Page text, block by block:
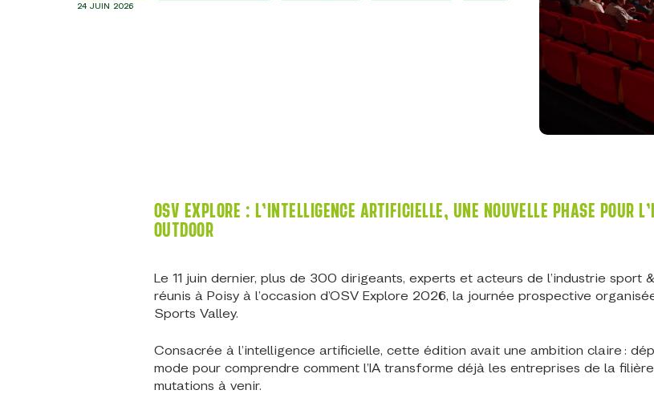
24 JUIN 2026
OSV EXPLORE : L’INTELLIGENCE ARTIFICIELLE, UNE NOUVELLE PHASE POUR
OUTDOOR
Le 11 juin dernier, plus de 300 dirigeants, experts et acteurs de l’industrie sport
réunis à Poisy à l’occasion d’OSV Explore 2026, la journée prospective
Sports Valley.
Consacrée à l’intelligence artificielle, cette édition avait une ambition claire :
mode pour comprendre comment l’IA transforme déjà les entreprises de la
mutations à venir.